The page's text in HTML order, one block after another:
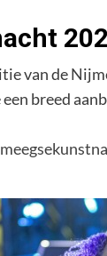
van de
breed